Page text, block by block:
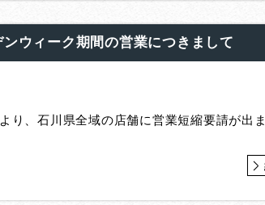
ウィーク期間の営業につきまして
り、石川県全域の店舗に営業短縮要請が出